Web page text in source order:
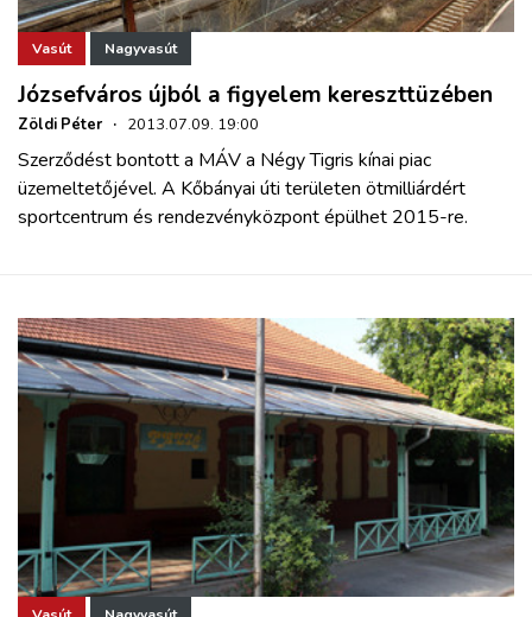
Vasút Nagyvasút
Józsefváros újból a figyelem kereszttüzében
Zöldi Péter · 2013.07.09. 19:00
Szerződést bontott a MÁV a Négy Tigris kínai piac
üzemeltetőjével. A Kőbányai úti területen ötmilliárdért
sportcentrum és rendezvényközpont épülhet 2015-re.